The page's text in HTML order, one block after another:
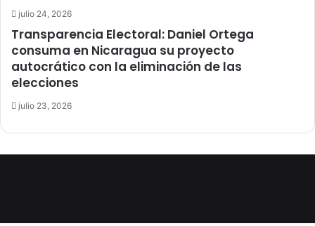
julio 24, 2026
Transparencia Electoral: Daniel Ortega
consuma en Nicaragua su proyecto
autocrático con la eliminación de las
elecciones
julio 23, 2026